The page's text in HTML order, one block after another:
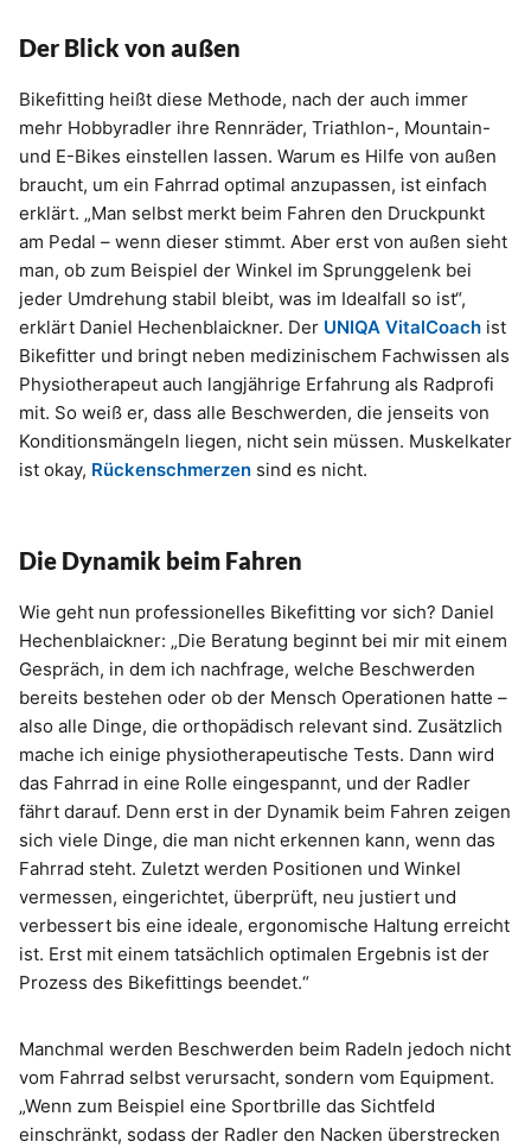
Der Blick von außen
Bikefitting heißt diese Methode, nach der auch immer
mehr Hobbyradler ihre Rennräder, Triathlon-, Mountain-
und E-Bikes einstellen lassen. Warum es Hilfe von außen
braucht, um ein Fahrrad optimal anzupassen, ist einfach
erklärt. „Man selbst merkt beim Fahren den Druckpunkt
am Pedal – wenn dieser stimmt. Aber erst von außen sieht
man, ob zum Beispiel der Winkel im Sprunggelenk bei
jeder Umdrehung stabil bleibt, was im Idealfall so ist“,
erklärt Daniel Hechenblaickner. Der UNIQA VitalCoach ist
Bikefitter und bringt neben medizinischem Fachwissen als
Physiotherapeut auch langjährige Erfahrung als Radprofi
mit. So weiß er, dass alle Beschwerden, die jenseits von
Konditionsmängeln liegen, nicht sein müssen. Muskelkater
ist okay, Rückenschmerzen sind es nicht.
Die Dynamik beim Fahren
Wie geht nun professionelles Bikefitting vor sich? Daniel
Hechenblaickner: „Die Beratung beginnt bei mir mit einem
Gespräch, in dem ich nachfrage, welche Beschwerden
bereits bestehen oder ob der Mensch Operationen hatte –
also alle Dinge, die orthopädisch relevant sind. Zusätzlich
mache ich einige physiotherapeutische Tests. Dann wird
das Fahrrad in eine Rolle eingespannt, und der Radler
fährt darauf. Denn erst in der Dynamik beim Fahren zeigen
sich viele Dinge, die man nicht erkennen kann, wenn das
Fahrrad steht. Zuletzt werden Positionen und Winkel
vermessen, eingerichtet, überprüft, neu justiert und
verbessert bis eine ideale, ergonomische Haltung erreicht
ist. Erst mit einem tatsächlich optimalen Ergebnis ist der
Prozess des Bikefittings beendet.“
Manchmal werden Beschwerden beim Radeln jedoch nicht
vom Fahrrad selbst verursacht, sondern vom Equipment.
„Wenn zum Beispiel eine Sportbrille das Sichtfeld
einschränkt, sodass der Radler den Nacken überstrecken